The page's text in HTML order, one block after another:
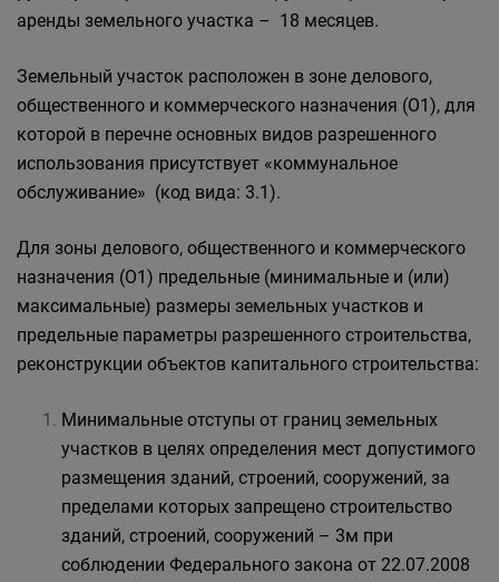
аренды земельного участка – 18 месяцев.
Земельный участок расположен в зоне делового,
общественного и коммерческого назначения (О1), для
которой в перечне основных видов разрешенного
использования присутствует «коммунальное
обслуживание» (код вида: 3.1).
Для зоны делового, общественного и коммерческого
назначения (О1) предельные (минимальные и (или)
максимальные) размеры земельных участков и
предельные параметры разрешенного строительства,
реконструкции объектов капитального строительства:
Минимальные отступы от границ земельных
участков в целях определения мест допустимого
размещения зданий, строений, сооружений, за
пределами которых запрещено строительство
зданий, строений, сооружений – 3м при
соблюдении Федерального закона от 22.07.2008